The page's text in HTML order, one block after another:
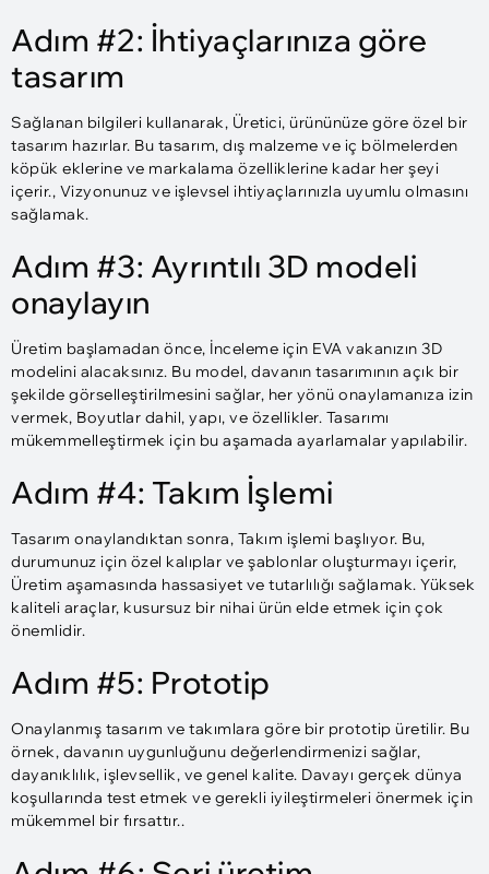
Adım #2: İhtiyaçlarınıza göre
tasarım
Sağlanan bilgileri kullanarak, Üretici, ürününüze göre özel bir
tasarım hazırlar. Bu tasarım, dış malzeme ve iç bölmelerden
köpük eklerine ve markalama özelliklerine kadar her şeyi
içerir., Vizyonunuz ve işlevsel ihtiyaçlarınızla uyumlu olmasını
sağlamak.
Adım #3: Ayrıntılı 3D modeli
onaylayın
Üretim başlamadan önce, İnceleme için EVA vakanızın 3D
modelini alacaksınız. Bu model, davanın tasarımının açık bir
şekilde görselleştirilmesini sağlar, her yönü onaylamanıza izin
vermek, Boyutlar dahil, yapı, ve özellikler. Tasarımı
mükemmelleştirmek için bu aşamada ayarlamalar yapılabilir.
Adım #4: Takım İşlemi
Tasarım onaylandıktan sonra, Takım işlemi başlıyor. Bu,
durumunuz için özel kalıplar ve şablonlar oluşturmayı içerir,
Üretim aşamasında hassasiyet ve tutarlılığı sağlamak. Yüksek
kaliteli araçlar, kusursuz bir nihai ürün elde etmek için çok
önemlidir.
Adım #5: Prototip
Onaylanmış tasarım ve takımlara göre bir prototip üretilir. Bu
örnek, davanın uygunluğunu değerlendirmenizi sağlar,
dayanıklılık, işlevsellik, ve genel kalite. Davayı gerçek dünya
koşullarında test etmek ve gerekli iyileştirmeleri önermek için
mükemmel bir fırsattır..